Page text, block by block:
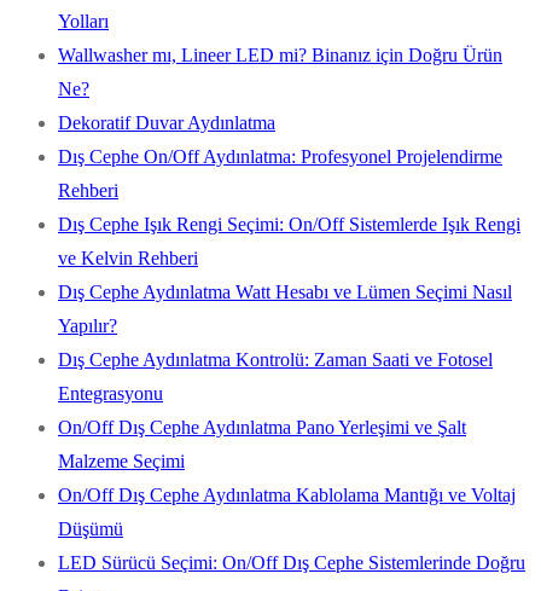
Yolları
Wallwasher mı, Lineer LED mi? Binanız için Doğru Ürün
Ne?
Dekoratif Duvar Aydınlatma
Dış Cephe On/Off Aydınlatma: Profesyonel Projelendirme
Rehberi
Dış Cephe Işık Rengi Seçimi: On/Off Sistemlerde Işık Rengi
ve Kelvin Rehberi
Dış Cephe Aydınlatma Watt Hesabı ve Lümen Seçimi Nasıl
Yapılır?
Dış Cephe Aydınlatma Kontrolü: Zaman Saati ve Fotosel
Entegrasyonu
On/Off Dış Cephe Aydınlatma Pano Yerleşimi ve Şalt
Malzeme Seçimi
On/Off Dış Cephe Aydınlatma Kablolama Mantığı ve Voltaj
Düşümü
LED Sürücü Seçimi: On/Off Dış Cephe Sistemlerinde Doğru